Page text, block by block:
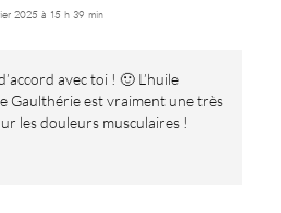
2025 à 15 h 39 min
avec toi ! 🙂 L’huile
Gaulthérie est vraiment une très
les douleurs musculaires !